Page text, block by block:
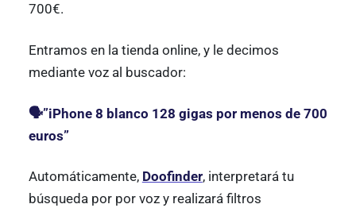
700€.
Entramos en la tienda online, y le decimos
mediante voz al buscador:
🗣”iPhone 8 blanco 128 gigas por menos de 700
euros”
Automáticamente, Doofinder, interpretará tu
búsqueda por por voz y realizará filtros